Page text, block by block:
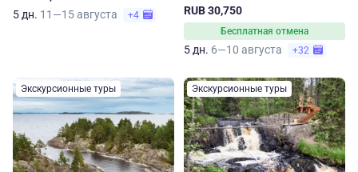
5 дн. 11—15 августа +4
RUB 30,750
Бесплатная отмена
5 дн. 6—10 августа +32
Экскурсионные туры Экскурсионные туры